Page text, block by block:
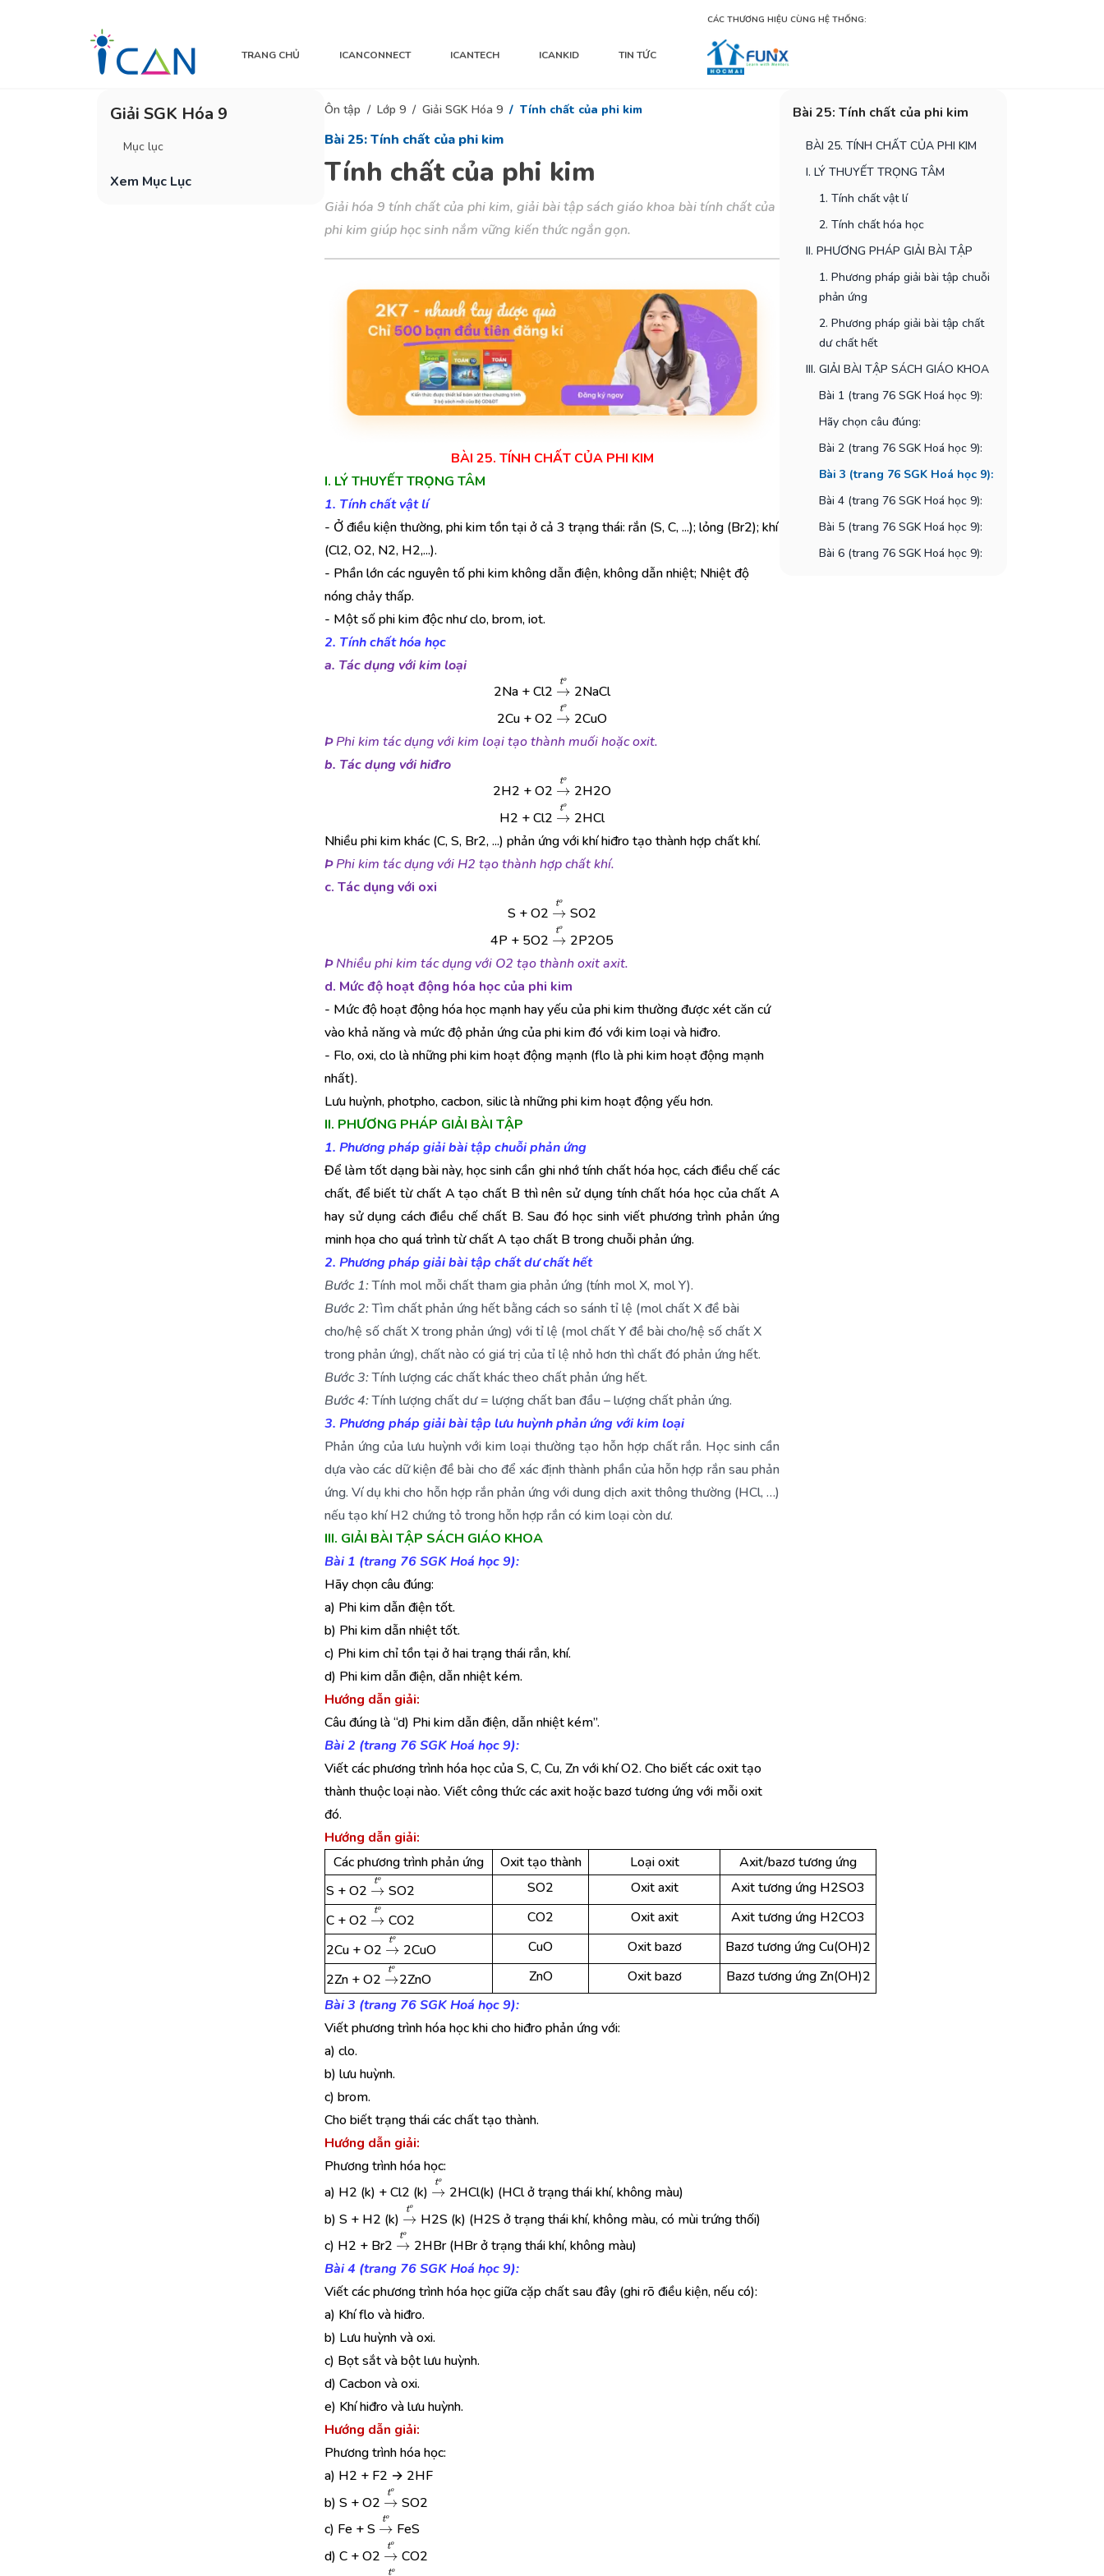
TRANG CHỦ ICANCONNECT ICANTECH ICANKID TIN TỨC
CÁC THƯƠNG HIỆU CÙNG HỆ THỐNG:
Giải SGK Hóa 9
Mục lục
Xem Mục Lục
Ôn tập Lớp 9 Giải SGK Hóa 9 Tính chất của phi kim
Bài 25: Tính chất của phi kim
Tính chất của phi kim
Giải hóa 9 tính chất của phi kim, giải bài tập sách giáo khoa bài tính chất của
phi kim giúp học sinh nắm vững kiến thức ngắn gọn.
BÀI 25. TÍNH CHẤT CỦA PHI KIM
I. LÝ THUYẾT TRỌNG TÂM
1. Tính chất vật lí
- Ở điều kiện thường, phi kim tồn tại ở cả 3 trạng thái: rắn (S, C, ...); lỏng (Br2); khí
(Cl2, O2, N2, H2,...).
- Phần lớn các nguyên tố phi kim không dẫn điện, không dẫn nhiệt; Nhiệt độ
nóng chảy thấp.
- Một số phi kim độc như clo, brom, iot.
2. Tính chất hóa học
a. Tác dụng với kim loại
2Na + Cl2 → to
2NaCl
2Cu + O2 → to
2CuO
Þ Phi kim tác dụng với kim loại tạo thành muối hoặc oxit.
b. Tác dụng với hiđro
2H2 + O2 → to
2H2O
H2 + Cl2 → to
2HCl
Nhiều phi kim khác (C, S, Br2, ...) phản ứng với khí hiđro tạo thành hợp chất khí.
Þ Phi kim tác dụng với H2 tạo thành hợp chất khí.
c. Tác dụng với oxi
S + O2 →to
SO2
4P + 5O2 → to
2P2O5
Þ Nhiều phi kim tác dụng với O2 tạo thành oxit axit.
d. Mức độ hoạt động hóa học của phi kim
- Mức độ hoạt động hóa học mạnh hay yếu của phi kim thường được xét căn cứ
vào khả năng và mức độ phản ứng của phi kim đó với kim loại và hiđro.
- Flo, oxi, clo là những phi kim hoạt động mạnh (flo là phi kim hoạt động mạnh
nhất).
Lưu huỳnh, photpho, cacbon, silic là những phi kim hoạt động yếu hơn.
II. PHƯƠNG PHÁP GIẢI BÀI TẬP
1. Phương pháp giải bài tập chuỗi phản ứng
Để làm tốt dạng bài này, học sinh cần ghi nhớ tính chất hóa học, cách điều chế các
chất, để biết từ chất A tạo chất B thì nên sử dụng tính chất hóa học của chất A
hay sử dụng cách điều chế chất B. Sau đó học sinh viết phương trình phản ứng
minh họa cho quá trình từ chất A tạo chất B trong chuỗi phản ứng.
2. Phương pháp giải bài tập chất dư chất hết
Bước 1:Tính mol mỗi chất tham gia phản ứng (tính mol X, mol Y).
Bước 2:Tìm chất phản ứng hết bằng cách so sánh tỉ lệ (mol chất X đề bài
cho/hệ số chất X trong phản ứng) với tỉ lệ (mol chất Y đề bài cho/hệ số chất X
trong phản ứng), chất nào có giá trị của tỉ lệ nhỏ hơn thì chất đó phản ứng hết.
Bước 3:Tính lượng các chất khác theo chất phản ứng hết.
Bước 4:Tính lượng chất dư = lượng chất ban đầu – lượng chất phản ứng.
3. Phương pháp giải bài tập lưu huỳnh phản ứng với kim loại
Phản ứng của lưu huỳnh với kim loại thường tạo hỗn hợp chất rắn. Học sinh cần
dựa vào các dữ kiện đề bài cho để xác định thành phần của hỗn hợp rắn sau phản
ứng. Ví dụ khi cho hỗn hợp rắn phản ứng với dung dịch axit thông thường (HCl, …)
nếu tạo khí H2 chứng tỏ trong hỗn hợp rắn có kim loại còn dư.
III. GIẢI BÀI TẬP SÁCH GIÁO KHOA
Bài 1 (trang 76 SGK Hoá học 9):
Hãy chọn câu đúng:
a) Phi kim dẫn điện tốt.
b) Phi kim dẫn nhiệt tốt.
c) Phi kim chỉ tồn tại ở hai trạng thái rắn, khí.
d) Phi kim dẫn điện, dẫn nhiệt kém.
Hướng dẫn giải:
Câu đúng là “d) Phi kim dẫn điện, dẫn nhiệt kém”.
Bài 2 (trang 76 SGK Hoá học 9):
Viết các phương trình hóa học của S, C, Cu, Zn với khí O2. Cho biết các oxit tạo
thành thuộc loại nào. Viết công thức các axit hoặc bazơ tương ứng với mỗi oxit
đó.
Hướng dẫn giải:
Các phương trình phản ứng
Oxit tạo thành Loại oxit
Axit/bazơ tương ứng
S + O2 →to
SO2 SO2 Oxit axit
Axit tương ứng H2SO3
C + O2 →to
CO2 CO2 Oxit axit
Axit tương ứng H2CO3
2Cu + O2 → to
2CuO CuO Oxit bazơ
Bazơ tương ứng Cu(OH)2
2Zn + O2 →to
2ZnO ZnO Oxit bazơ
Bazơ tương ứng Zn(OH)2
Bài 3 (trang 76 SGK Hoá học 9):
Viết phương trình hóa học khi cho hiđro phản ứng với:
a) clo.
b) lưu huỳnh.
c) brom.
Cho biết trạng thái các chất tạo thành.
Hướng dẫn giải:
Phương trình hóa học:
a) H2 (k) + Cl2 (k) → to
2HCl(k) (HCl ở trạng thái khí, không màu)
b) S + H2 (k) → to
H2S (k) (H2S ở trạng thái khí, không màu, có mùi trứng thối)
c) H2 + Br2 → to
2HBr (HBr ở trạng thái khí, không màu)
Bài 4 (trang 76 SGK Hoá học 9):
Viết các phương trình hóa học giữa cặp chất sau đây (ghi rõ điều kiện, nếu có):
a) Khí flo và hiđro.
b) Lưu huỳnh và oxi.
c) Bọt sắt và bột lưu huỳnh.
d) Cacbon và oxi.
e) Khí hiđro và lưu huỳnh.
Hướng dẫn giải:
Phương trình hóa học:
a) H2 + F2 → 2HF
b) S + O2 →to
SO2
c) Fe + S → to
FeS
d) C + O2 →to
CO2
Bài 25: Tính chất của phi kim
BÀI 25. TÍNH CHẤT CỦA PHI KIM
I. LÝ THUYẾT TRỌNG TÂM
1. Tính chất vật lí
2. Tính chất hóa học
II. PHƯƠNG PHÁP GIẢI BÀI TẬP
1. Phương pháp giải bài tập chuỗi
phản ứng
2. Phương pháp giải bài tập chất
dư chất hết
III. GIẢI BÀI TẬP SÁCH GIÁO KHOA
Bài 1 (trang 76 SGK Hoá học 9):
Hãy chọn câu đúng:
Bài 2 (trang 76 SGK Hoá học 9):
Bài 3 (trang 76 SGK Hoá học 9):
Bài 4 (trang 76 SGK Hoá học 9):
Bài 5 (trang 76 SGK Hoá học 9):
Bài 6 (trang 76 SGK Hoá học 9):